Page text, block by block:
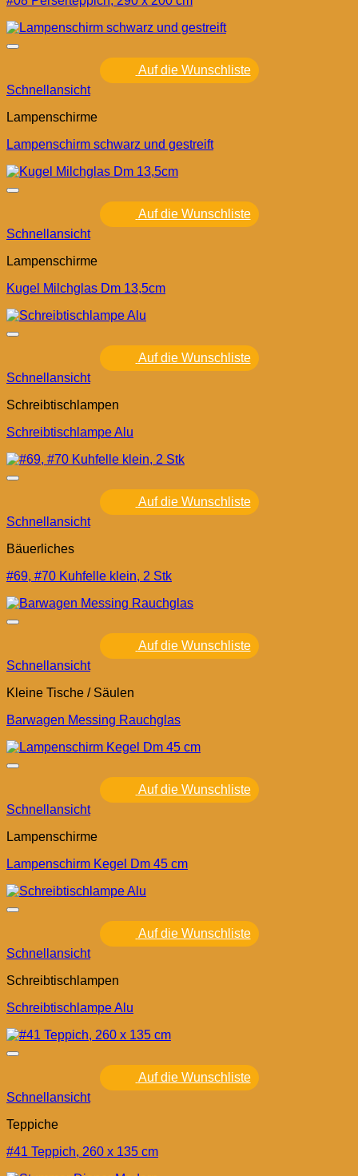
Auf die Wunschliste
Schnellansicht
Lampenschirme
Lampenschirm schwarz und gestreift
Auf die Wunschliste
Schnellansicht
Lampenschirme
Kugel Milchglas Dm 13,5cm
Auf die Wunschliste
Schnellansicht
Schreibtischlampen
Schreibtischlampe Alu
Auf die Wunschliste
Schnellansicht
Bäuerliches
#69, #70 Kuhfelle klein, 2 Stk
Auf die Wunschliste
Schnellansicht
Kleine Tische / Säulen
Barwagen Messing Rauchglas
Auf die Wunschliste
Schnellansicht
Lampenschirme
Lampenschirm Kegel Dm 45 cm
Auf die Wunschliste
Schnellansicht
Schreibtischlampen
Schreibtischlampe Alu
Auf die Wunschliste
Schnellansicht
Teppiche
#41 Teppich, 260 x 135 cm